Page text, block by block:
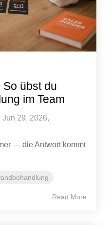
übst du
im Team
Jun 29, 2026,
— die Antwort kommt
Read More